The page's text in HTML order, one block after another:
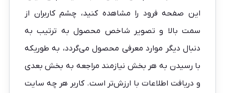
این صفحه فرود را مشاهده کنید، چشم کاربران از
سمت بالا و تصویر شاخص محصول به ترتیب به
دنبال دیگر موارد معرفی محصول می‌گردد، به طوریکه
با رسیدن به هر بخش نیازمند مراجعه به بخش بعدی
و دریافت اطلاعات با ارزش‌تر است. کاربر هر چه سایت